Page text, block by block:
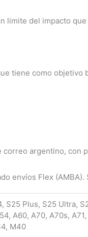
limite del impacto
tiene como
correo argentino, con
envíos Flex
S25 Plus, S25 Ultra,
A60, A70, A70s,
M40